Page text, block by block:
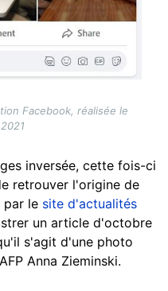
Facebook, réalisée le
inversée, cette fois-ci
retrouver l'origine de
par le site d'actualités
un article d'octobre
s'agit d'une photo
Anna Zieminski.